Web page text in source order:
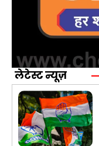
लेटेस्ट न्यूज़